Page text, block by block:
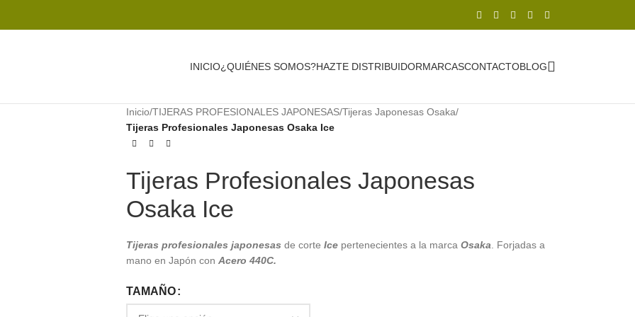
INICIO¿QUIÉNES SOMOS?HAZTE DISTRIBUIDORMARCASCONTACTOBLOG
Inicio/TIJERAS PROFESIONALES JAPONESAS/Tijeras Japonesas Osaka/
Tijeras Profesionales Japonesas Osaka Ice
Tijeras Profesionales Japonesas
Osaka Ice
Tijeras profesionales japonesas de corte Icepertenecientes a la marca Osaka . Forjadas a
mano en Japón con Acero 440C.
TAMAÑO